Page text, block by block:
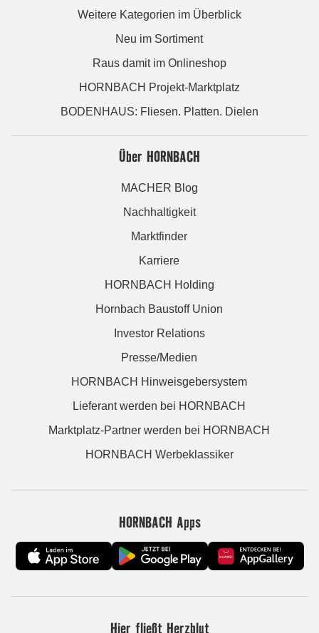
Weitere Kategorien im Überblick
Neu im Sortiment
Raus damit im Onlineshop
HORNBACH Projekt-Marktplatz
BODENHAUS: Fliesen. Platten. Dielen
Über HORNBACH
MACHER Blog
Nachhaltigkeit
Marktfinder
Karriere
HORNBACH Holding
Hornbach Baustoff Union
Investor Relations
Presse/Medien
HORNBACH Hinweisgebersystem
Lieferant werden bei HORNBACH
Marktplatz-Partner werden bei HORNBACH
HORNBACH Werbeklassiker
HORNBACH Apps
Hier fließt Herzblut